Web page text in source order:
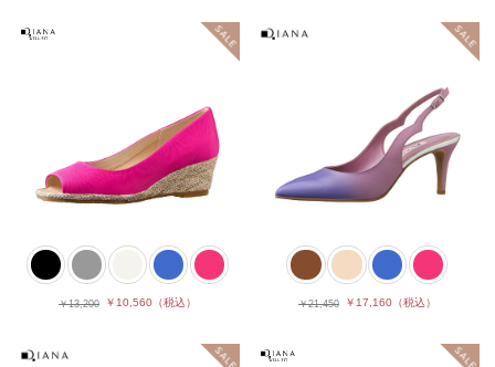
￥13,200 ￥10,560 （税込） ￥21,450 ￥17,160（税込）